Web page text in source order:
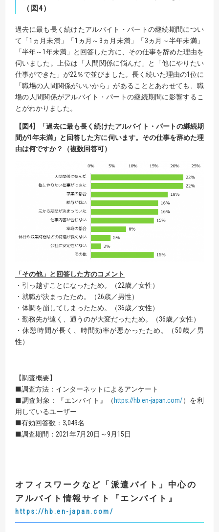
（図4）
過去に最も長く続けたアルバイト・パートの継続期間につい
て「1ヵ月未満」「1ヵ月～3ヵ月未満」「3ヵ月～半年未満」
「半年～1年未満」と回答した方に、その仕事を辞めた理由を
伺いました。上位は「人間関係に悩んだ」と「他にやりたい
仕事ができた」が22％で並びました。長く続いた理由の1位に
「職場の人間関係がいいから」があることとあわせても、職
場の人間関係がアルバイト・パートの継続期間に影響するこ
とがわかりました。
【 図4】
「過去に最も長く続けたアルバイト・パートの継続期
間が1年未満」と回答した方に伺います。 その仕事を辞めた理
由は何ですか？（複数回答可）
「その他」と回答した方のコメント
・引っ越すことになったため。（22歳／女性）
・就職が決まったため。（26歳／男性）
・体調を崩してしまったため。（36歳／女性）
・勤務先が遠く、通うのが大変だったため。（36歳／女性）
・休憩時間が長く、時間効率が悪かったため。（50歳／男
性）
【調査概要】
■調査方法：インターネットによるアンケート
■調査対象：『エンバイト』（ https://hb.en-japan.com/）を利
用しているユーザー
■有効回答数：3,049名
■調査期間：2021年7月20日～9月15日
オフィスワークなど「派遣バイト」中心の
アルバイト情報サイト
『 エンバイト 』
https://hb.en-japan.com/